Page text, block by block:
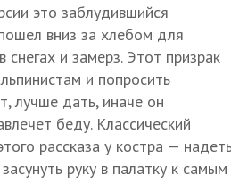
это заблудившийся
вниз за хлебом для
снегах и замерз. Этот призрак
и попросить
лучше дать, иначе он
беду. Классический
рассказа у костра —
руку в палатку к самым